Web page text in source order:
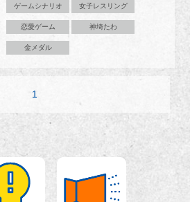
ゲームシナリオ 女子レスリング
恋愛ゲーム 神埼たわ
金メダル
1